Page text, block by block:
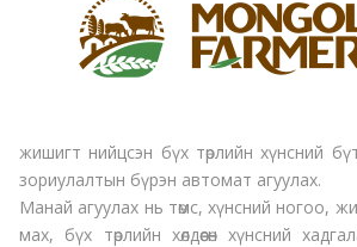
жишигт нийцсэн бүх төрлийн хүнсний
зориулалтын бүрэн автомат агуулах.
Манай агуулах нь төмс, хүнсний ногоо,
мах, бүх төрлийн хөлдөөсөн хүнсний